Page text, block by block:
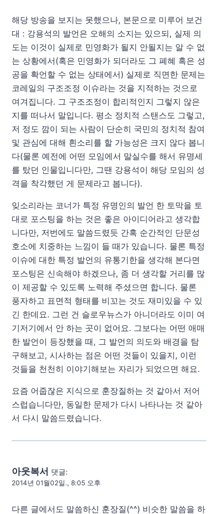
해당 방송을 보지는 못했으나, 본문으로 미루어 보건
대 : 강용석의 발언은 오해의 소지는 있으되, 실제 의
도는 이것이 실제로 민영화가 될지 안될지는 알 수 없
는 상황에서(혹은 민영화가 되더라도 그 폐혜 혹은 성
공을 확언할 수 없는 상태에서) 실제로 직면한 문제는
코레일의 구조조정 이슈라는 것을 지적하는 것으로
여겨집니다. 그 구조조정이 합리적인지 그렇지 않은
지를 떠나서 말입니다. 평소 정치적 스탠스도 그렇고,
저 정도 깜이 되는 사람이 단순히 국민의 정치적 참여
및 관심에 대해 흰소리를 할 가능성은 크지 않다 봅니
다(물론 예전에 어떤 모임에서 말실수를 해서 유명세
를 탔던 인물입니다만, 그땐 강용석이 해당 모임의 성
격을 착각했던 게 문제라고 봅니다).
잊소리라는 코너가 특정 유명인의 발언 한 토막을 토
대로 포스팅을 하는 것은 좋은 아이디어라고 생각합
니다만, 저번에도 말씀드렸듯 간혹 순간적인 단문성
호소에 치중하는 느낌이 들 때가 있습니다. 물론 특정
이슈에 대한 특정 발언의 유통기한을 생각해 본다면
포스팅은 신속해야 하겠으나, 좀 더 생각할 거리를 많
이 제공할 수 있도록 노력해 주셨으면 합니다. 물론
풍자하고 표면적 형태를 비꼬는 것도 재미있을 수 있
긴 한데요. 그런 건 슬로우뉴스가 아니더라도 이미 여
기저기에서 안 하는 곳이 없어요. 그보다는 어떤 애매
한 발언이 등장했을 때, 그 발언의 의도와 배경을 탐
구해보고, 시사하는 점은 어떤 것들이 있을지, 이런
것들을 천천히 이야기해보는 자리가 되었으면 해요.
요즘 어줍잖은 지식으로 훈장질하는 것 같아서 저어
스럽습니다만, 동일한 문제가 다시 나타나는 것 같아
서 다시 말씀드렸습니다.
아웃복서 댓글:
2014년 01월02일., 8:05 오후
다른 글에서도 말씀하신 훈장질(^^) 비슷한 말씀을 하